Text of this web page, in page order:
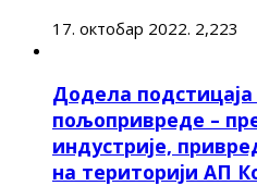
17. октобар 2022. 2,223
Додела
пољопривреде –
индустрије,
на територији АП